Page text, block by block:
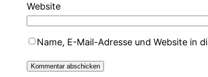
Website
Name, E-Mail-Adresse und Website in